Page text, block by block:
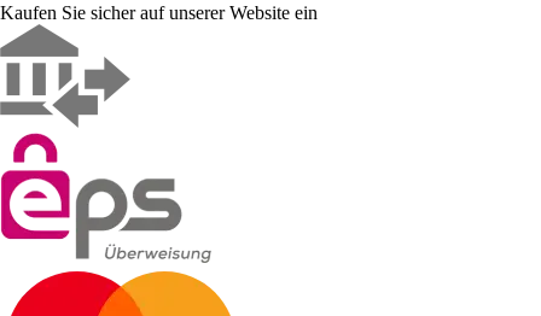
Kaufen Sie sicher auf unserer Website ein